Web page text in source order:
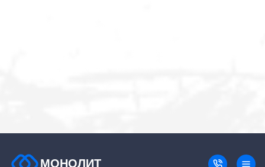
МОНОЛИТ